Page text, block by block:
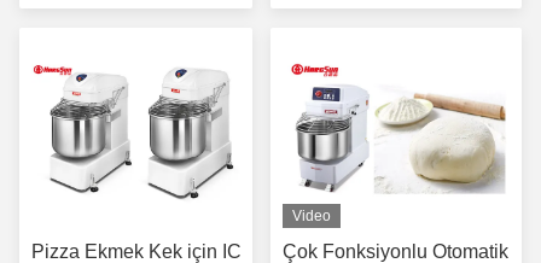
Pizza Ekmek Kek için IC
Video
Çok Fonksiyonlu Otomatik